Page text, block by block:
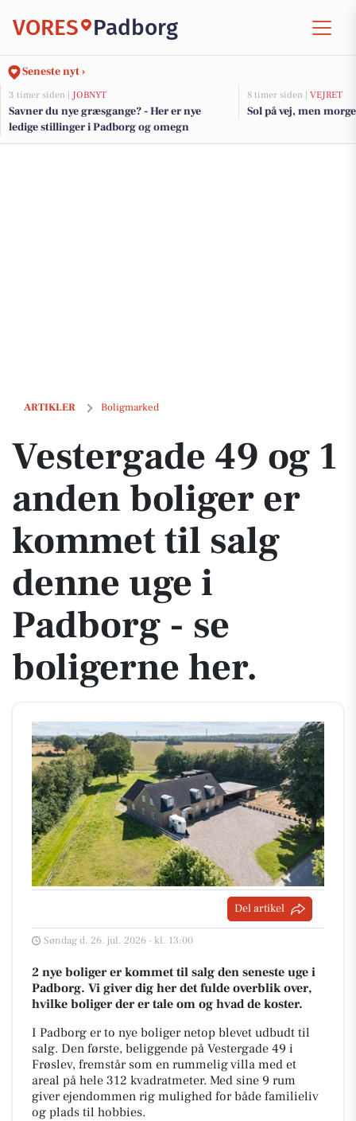
VORES Padborg
Seneste nyt ›
3 timer siden | JOBNYT
Savner du nye græsgange? - Her er nye
ledige stillinger i Padborg og omegn
8 timer siden | VEJRET
Sol på vej, men
ARTIKLER Boligmarked
Vestergade 49 og 1 anden boliger er kommet til salg denne uge i
Vestergade 49 og 1
anden boliger er
kommet til salg
denne uge i
Padborg - se
boligerne her.
Del artikel
Søndag d. 26. jul. 2026 - kl. 13:00
2 nye boliger er kommet til salg den seneste uge i
Padborg. Vi giver dig her det fulde overblik over,
hvilke boliger der er tale om og hvad de koster.
I Padborg er to nye boliger netop blevet udbudt til
salg. Den første, beliggende på Vestergade 49 i
Frøslev, fremstår som en rummelig villa med et
areal på hele 312 kvadratmeter. Med sine 9 rum
giver ejendommen rig mulighed for både familieliv
og plads til hobbies.